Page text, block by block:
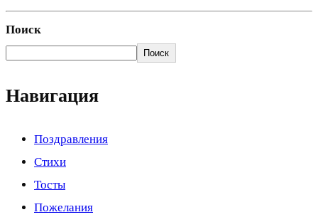
Поиск
Поиск
Навигация
Поздравления
Стихи
Тосты
Пожелания